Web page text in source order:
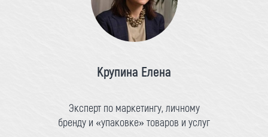
Крупина Елена
Эксперт по маркетингу, личному
бренду и «упаковке» товаров и услуг